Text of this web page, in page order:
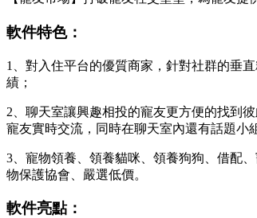
軟件特色：
1、對入住平台的優質商家，針對社群的垂
績；
2、聊天室讓興趣相投的寵友更方便的找到
寵友實時交流，同時在聊天室內還有話題小
3、寵物領養、領養貓咪、領養狗狗、借配
物保護協會、嚴選低價。
軟件亮點：